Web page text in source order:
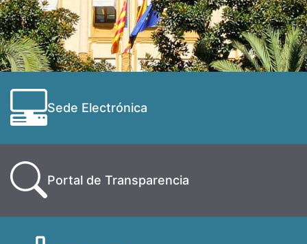
Sede Electrónica
Portal de Transparencia